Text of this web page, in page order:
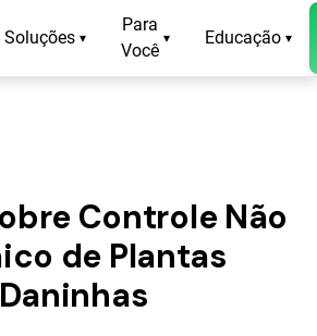
Soluções ▾
Para
Você
▾ Educação ▾
Controle Não
de Plantas
Daninhas